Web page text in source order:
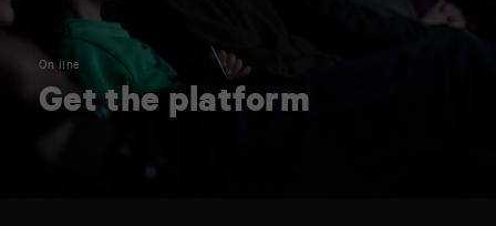
On line
Get the platform